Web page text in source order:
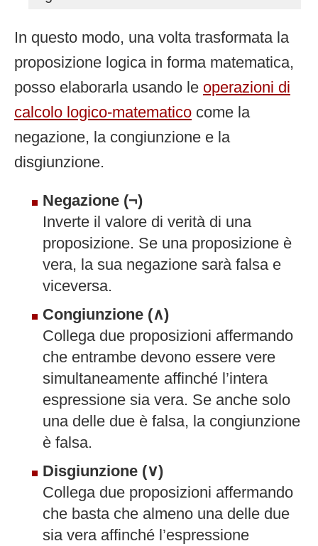
In questo modo, una volta trasformata la
proposizione logica in forma matematica,
posso elaborarla usando le operazioni di
calcolo logico-matematico come la
negazione, la congiunzione e la
disgiunzione.
Negazione (¬)
Inverte il valore di verità di una
proposizione. Se una proposizione è
vera, la sua negazione sarà falsa e
viceversa.
Congiunzione (∧)
Collega due proposizioni affermando
che entrambe devono essere vere
simultaneamente affinché l’intera
espressione sia vera. Se anche solo
una delle due è falsa, la congiunzione
è falsa.
Disgiunzione (∨)
Collega due proposizioni affermando
che basta che almeno una delle due
sia vera affinché l’espressione